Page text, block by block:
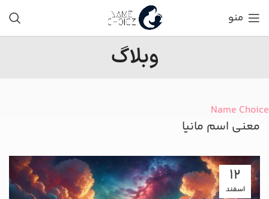
منو
وبلاگ
Name Choice
معنی اسم مانیا
12
اسفند